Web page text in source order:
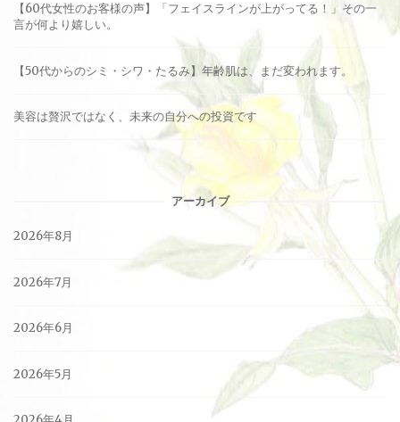
【60代女性のお客様の声】「フェイスラインが上がってる！」その一
言が何より嬉しい。
【50代からのシミ・シワ・たるみ】年齢肌は、まだ変われます。
美容は贅沢ではなく、未来の自分への投資です
アーカイブ
2026年8月
2026年7月
2026年6月
2026年5月